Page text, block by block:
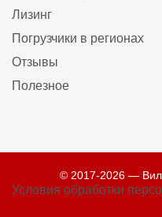
Лизинг
Погрузчики в регионах
Отзывы
Полезное
© 2017-2026 —
Условия обработки